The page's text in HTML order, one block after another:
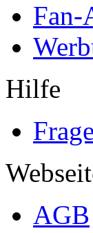
Hilfe
AGB